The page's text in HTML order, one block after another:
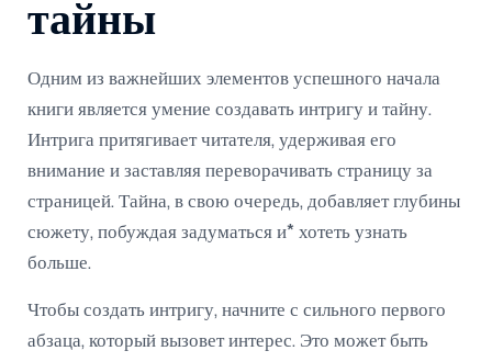
тайны
Одним из важнейших элементов успешного начала
книги является умение создавать интригу и тайну.
Интрига притягивает читателя, удерживая его
внимание и заставляя переворачивать страницу за
страницей. Тайна, в свою очередь, добавляет глубины
сюжету, побуждая задуматься и* хотеть узнать
больше.
Чтобы создать интригу, начните с сильного первого
абзаца, который вызовет интерес. Это может быть